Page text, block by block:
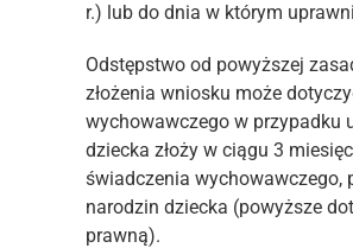
r.) lub do dnia w którym
Odstępstwo od powyższej
złożenia wniosku może
wychowawczego w przypadku
dziecka złoży w ciągu 3
świadczenia wychowawczego,
narodzin dziecka (powyższe
prawną).